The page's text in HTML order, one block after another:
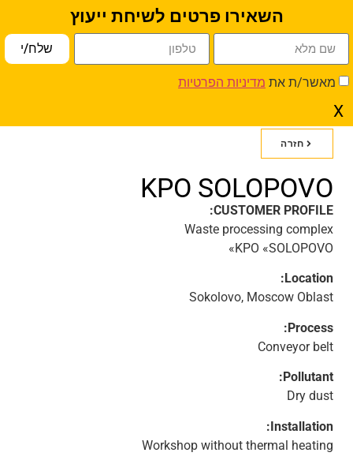
השאירו פרטים לשיחת ייעוץ
מאשר/ת את מדיניות הפרטיות
שלח/י
X
חזרה
KPO SOLOPOVO
CUSTOMER PROFILE:
Waste processing complex
KPO «SOLOPOVO»
Location:
Sokolovo, Moscow Oblast
Process:
Conveyor belt
Pollutant:
Dry dust
Installation:
Workshop without thermal heating
פתח סרגל נגישות